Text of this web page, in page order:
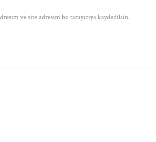
ve site adresim bu tarayıcıya kaydedilsin.